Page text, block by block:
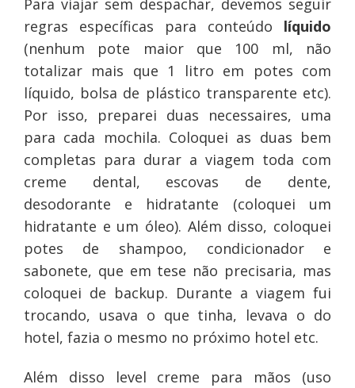
Para viajar sem despachar, devemos seguir
regras específicas para conteúdo líquido
(nenhum pote maior que 100 ml, não
totalizar mais que 1 litro em potes com
líquido, bolsa de plástico transparente etc).
Por isso, preparei duas necessaires, uma
para cada mochila. Coloquei as duas bem
completas para durar a viagem toda com
creme dental, escovas de dente,
desodorante e hidratante (coloquei um
hidratante e um óleo). Além disso, coloquei
potes de shampoo, condicionador e
sabonete, que em tese não precisaria, mas
coloquei de backup. Durante a viagem fui
trocando, usava o que tinha, levava o do
hotel, fazia o mesmo no próximo hotel etc.
Além disso level creme para mãos (uso